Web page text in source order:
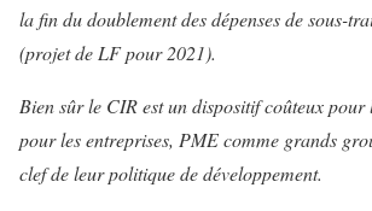
la fin du doublement des dépenses de sous-
(projet de LF pour 2021).
Bien sûr le CIR est un dispositif coûteux pour
pour les entreprises, PME comme grands
clef de leur politique de développement.